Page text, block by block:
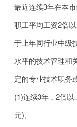
最近连续3年在本
职工平均工资2倍
于上年同行业中级
水平的技术管理和
定的专业技术职务
(1)连续3年，2倍
元)。